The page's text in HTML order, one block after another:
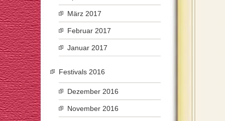
März 2017
Februar 2017
Januar 2017
Festivals 2016
Dezember 2016
November 2016